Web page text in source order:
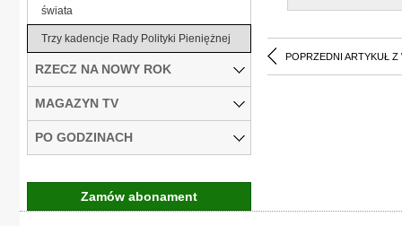
POPRZEDNI ARTYKUŁ Z
świata
Trzy kadencje Rady Polityki Pieniężnej
RZECZ NA NOWY ROK
MAGAZYN TV
PO GODZINACH
Zamów abonament